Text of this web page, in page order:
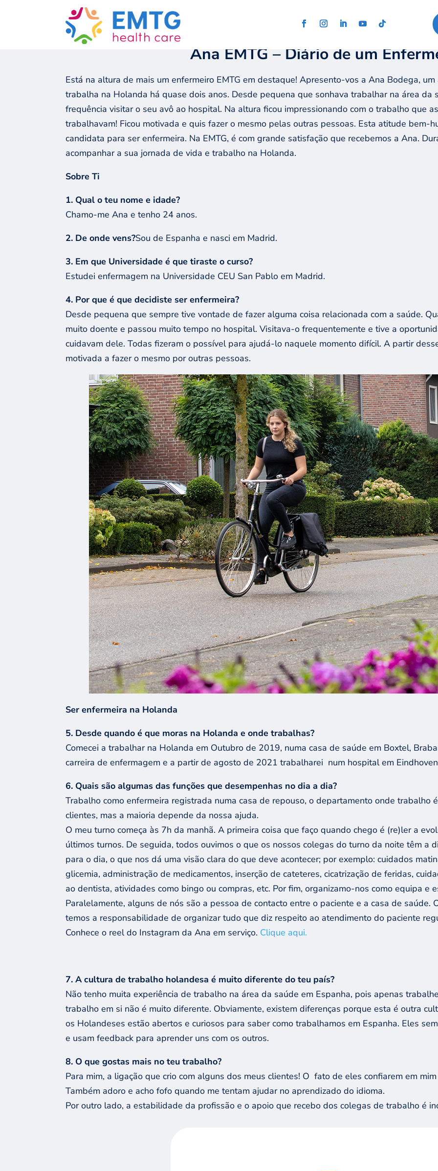
GO BACK
Ana EMTG – Diário de um
Está na altura de mais um enfermeiro EMTG em destaque! Apresento-vos a Ana Bodega,
trabalha na Holanda há quase dois anos. Desde pequena que sonhava trabalhar na área da
frequência visitar o seu avô ao hospital. Na altura ficou impressionando com o trabalho que
trabalhavam! Ficou motivada e quis fazer o mesmo pelas outras pessoas. Esta atitude bem-
candidata para ser enfermeira. Na EMTG, é com grande satisfação que recebemos a Ana.
acompanhar a sua jornada de vida e trabalho na Holanda.
Sobre Ti
1. Qual o teu nome e idade?
Chamo-me Ana e tenho 24 anos.
2. De onde vens?Sou de Espanha e nasci em Madrid.
3. Em que Universidade é que tiraste o curso?
Estudei enfermagem na Universidade CEU San Pablo em Madrid.
4. Por que é que decidiste ser enfermeira?
Desde pequena que sempre tive vontade de fazer alguma coisa relacionada com a saúde.
muito doente e passou muito tempo no hospital. Visitava-o frequentemente e tive a
cuidavam dele. Todas fizeram o possível para ajudá-lo naquele momento difícil. A partir
motivada a fazer o mesmo por outras pessoas.
Ser enfermeira na Holanda
5. Desde quando é que moras na Holanda e onde trabalhas?
Comecei a trabalhar na Holanda em Outubro de 2019, numa casa de saúde em Boxtel,
carreira de enfermagem e a partir de agosto de 2021 trabalharei num hospital em
6. Quais são algumas das funções que desempenhas no dia a dia?
Trabalho como enfermeira registrada numa casa de repouso, o departamento onde trabalho
clientes, mas a maioria depende da nossa ajuda.
O meu turno começa às 7h da manhã. A primeira coisa que faço quando chego é (re)ler a
últimos turnos. De seguida, todos ouvimos o que os nossos colegas do turno da noite têm a
para o dia, o que nos dá uma visão clara do que deve acontecer; por exemplo: cuidados
glicemia, administração de medicamentos, inserção de cateteres, cicatrização de feridas,
ao dentista, atividades como bingo ou compras, etc. Por fim, organizamo-nos como equipa e
Paralelamente, alguns de nós são a pessoa de contacto entre o paciente e a casa de saúde.
temos a responsabilidade de organizar tudo que diz respeito ao atendimento do paciente
Conhece o reel do Instagram da Ana em serviço. Clique aqui.
7. A cultura de trabalho holandesa é muito diferente do teu país?
Não tenho muita experiência de trabalho na área da saúde em Espanha, pois apenas
trabalho em si não é muito diferente. Obviamente, existem diferenças porque esta é outra
os Holandeses estão abertos e curiosos para saber como trabalhamos em Espanha. Eles
e usam feedback para aprender uns com os outros.
8. O que gostas mais no teu trabalho?
Para mim, a ligação que crio com alguns dos meus clientes! O fato de eles confiarem em
Também adoro e acho fofo quando me tentam ajudar no aprendizado do idioma.
Por outro lado, a estabilidade da profissão e o apoio que recebo dos colegas de trabalho é